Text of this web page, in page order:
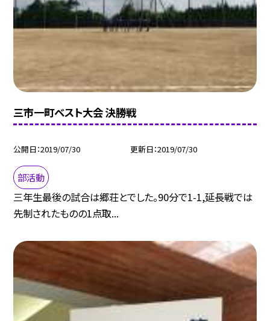
三市一町ベスト大会 決勝戦
公開日 2019/07/30 更新日 2019/07/30
部活動
三年生最後の試合は郷荘とでした。90分で1-1,延長戦では
先制されたものの1点取...